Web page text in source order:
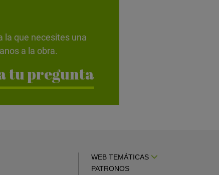
la que necesites una
a la obra.
tu pregunta
WEB TEMÁTICAS
PATRONOS